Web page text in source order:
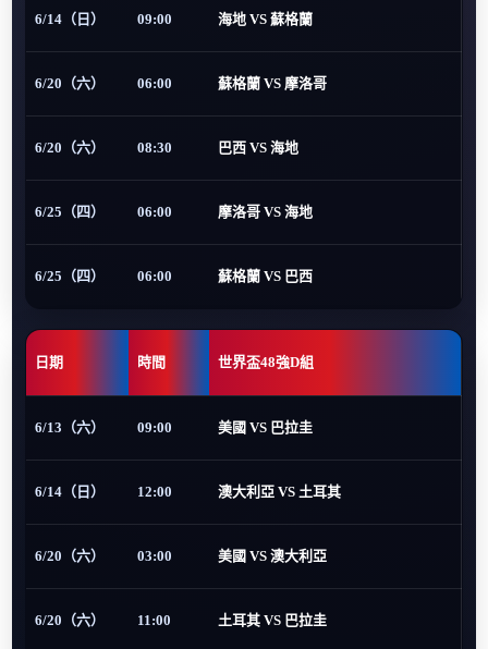
6/14（日） 09:00 海地 VS 蘇格蘭
6/20（六） 06:00 蘇格蘭 VS 摩洛哥
6/20（六） 08:30 巴西 VS 海地
6/25（四） 06:00 摩洛哥 VS 海地
6/25（四） 06:00 蘇格蘭 VS 巴西
日期 時間 世界盃48強D組
6/13（六） 09:00 美國 VS 巴拉圭
6/14（日） 12:00 澳大利亞 VS 土耳其
6/20（六） 03:00 美國 VS 澳大利亞
6/20（六） 11:00 土耳其 VS 巴拉圭